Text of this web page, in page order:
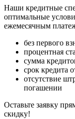
Наши кредитные
оптимальные
ежемесячным
без первого
процентная
сумма
срок кредита
отсутствие
погашении
Оставьте заявку
скидку!